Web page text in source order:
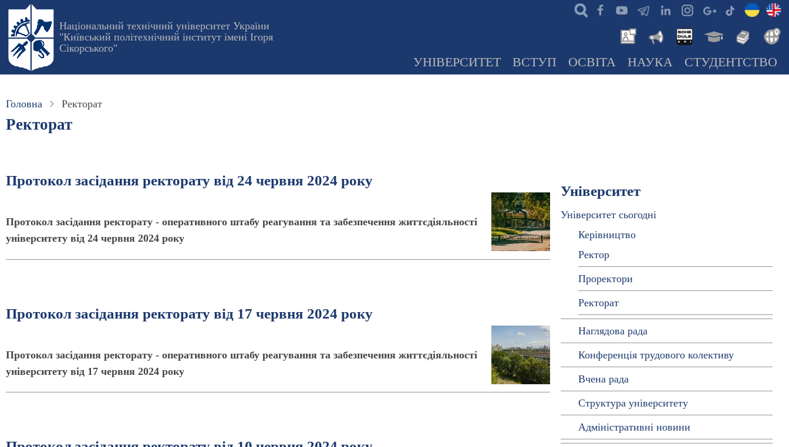
Перейти
основного
вмісту
Національний технічний університет України
"Київський політехнічний інститут імені Ігоря
Сікорського"
УНІВЕРСИТЕТ ВСТУП ОСВІТА НАУКА СТУДЕНТСТВО
Головна Ректорат
Ректорат
Протокол засідання ректорату від 24 червня 2024 року
Протокол засідання ректорату - оперативного штабу реагування та забезпечення життєдіяльності
університету від 24 червня 2024 року
Протокол засідання ректорату від 17 червня 2024 року
Протокол засідання ректорату - оперативного штабу реагування та забезпечення життєдіяльності
університету від 17 червня 2024 року
Університет
Університет сьогодні
Керівництво
Ректор
Проректори
Ректорат
Наглядова рада
Конференція трудового колективу
Вчена рада
Структура університету
Адміністративні новини